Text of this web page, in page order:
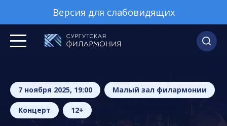
Версия для слабовидящих
7 ноября 2025, 19:00 Малый зал филармонии
Концерт 12+